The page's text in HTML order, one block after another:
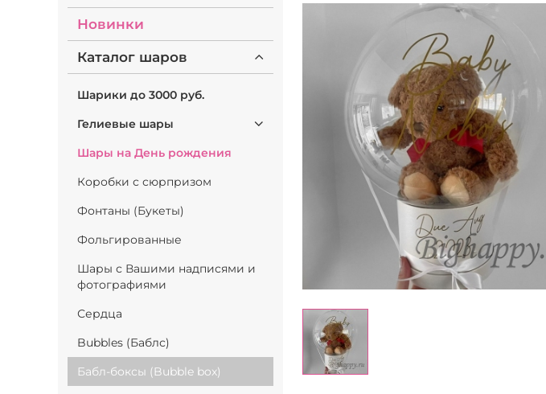
Новинки
Каталог шаров
Шарики до 3000 руб.
Гелиевые шары
Шары на День рождения
Коробки с сюрпризом
Фонтаны (Букеты)
Фольгированные
Шары с Вашими надписями и
фотографиями
Сердца
Bubbles (Баблс)
Бабл-боксы (Bubble box)